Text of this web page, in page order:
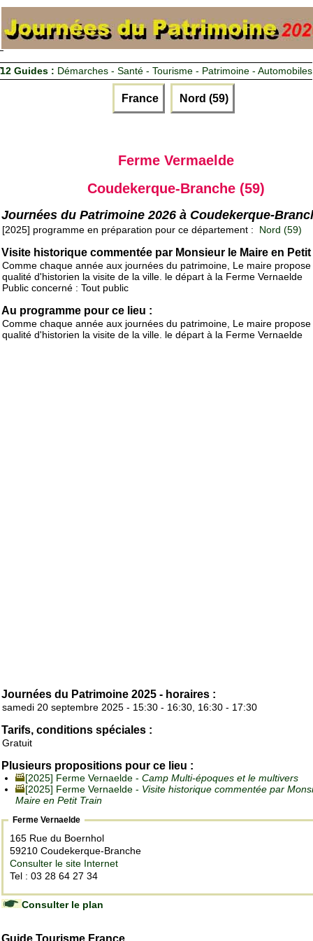
12 Guides : Démarches - Santé - Tourisme - Patrimoine - Automobiles
France Nord (59)
Ferme Vermaelde
Coudekerque-Branche (59)
Journées du Patrimoine 2026 à Coudekerque-
[2025] programme en préparation pour ce département : Nord (59)
Visite historique commentée par Monsieur le Maire en Petit
Comme chaque année aux journées du patrimoine, Le maire
qualité d'historien la visite de la ville. le départ à la Ferme Vernaelde
Public concerné : Tout public
Au programme pour ce lieu :
Comme chaque année aux journées du patrimoine, Le maire
qualité d'historien la visite de la ville. le départ à la Ferme Vernaelde
Journées du Patrimoine 2025 - horaires :
samedi 20 septembre 2025 - 15:30 - 16:30, 16:30 - 17:30
Tarifs, conditions spéciales :
Gratuit
Plusieurs propositions pour ce lieu :
[2025] Ferme Vernaelde - Camp Multi-époques et le multivers
[2025] Ferme Vernaelde - Visite historique commentée par
Maire en Petit Train
Ferme Vernaelde
165 Rue du Boernhol
59210 Coudekerque-Branche
Consulter le site Internet
Tel : 03 28 64 27 34
Consulter le plan